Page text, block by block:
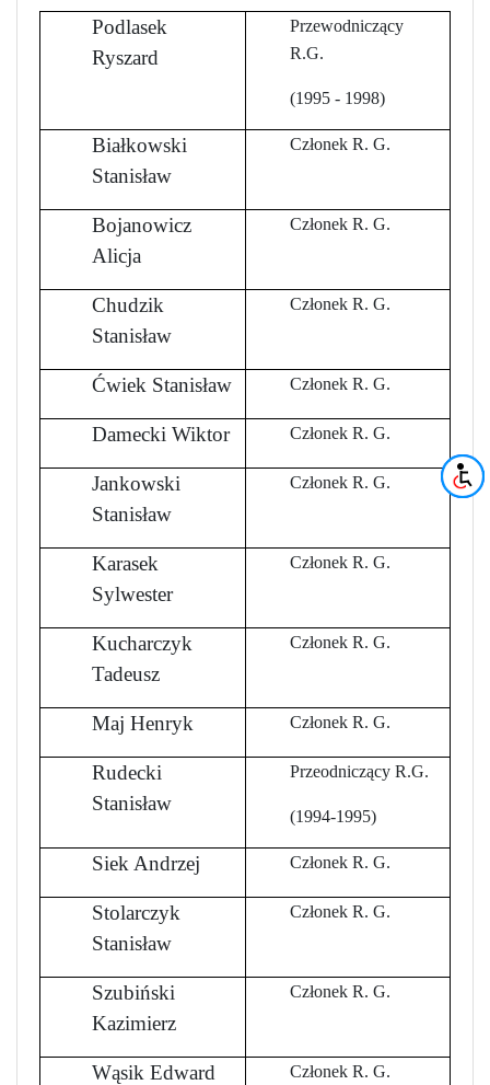
Podlasek
Ryszard
Przewodniczący
R.G.
(1995 - 1998)
Białkowski
Stanisław
Członek R. G.
Bojanowicz
Alicja
Członek R. G.
Chudzik
Stanisław
Członek R. G.
Ćwiek Stanisław Członek R. G.
Damecki Wiktor Członek R. G.
Jankowski
Stanisław
Członek R. G.
Karasek
Sylwester
Członek R. G.
Kucharczyk
Tadeusz
Członek R. G.
Maj Henryk Członek R. G.
Rudecki
Stanisław
Przeodniczący R.G.
(1994-1995)
Siek Andrzej Członek R. G.
Stolarczyk
Stanisław
Członek R. G.
Szubiński
Kazimierz
Członek R. G.
Wąsik Edward Członek R. G.